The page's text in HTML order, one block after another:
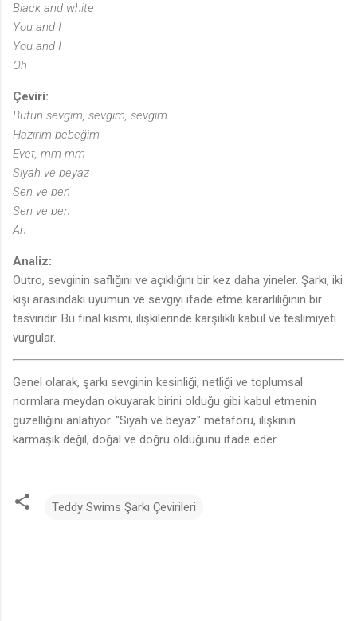
Black and white
You and I
You and I
Oh
Çeviri:
Bütün sevgim, sevgim, sevgim
Hazırım bebeğim
Evet, mm-mm
Siyah ve beyaz
Sen ve ben
Sen ve ben
Ah
Analiz:
Outro, sevginin saflığını ve açıklığını bir kez daha yineler. Şarkı, iki
kişi arasındaki uyumun ve sevgiyi ifade etme kararlılığının bir
tasviridir. Bu final kısmı, ilişkilerinde karşılıklı kabul ve teslimiyeti
vurgular.
Genel olarak, şarkı sevginin kesinliği, netliği ve toplumsal
normlara meydan okuyarak birini olduğu gibi kabul etmenin
güzelliğini anlatıyor. "Siyah ve beyaz" metaforu, ilişkinin
karmaşık değil, doğal ve doğru olduğunu ifade eder.
Teddy Swims Şarkı Çevirileri